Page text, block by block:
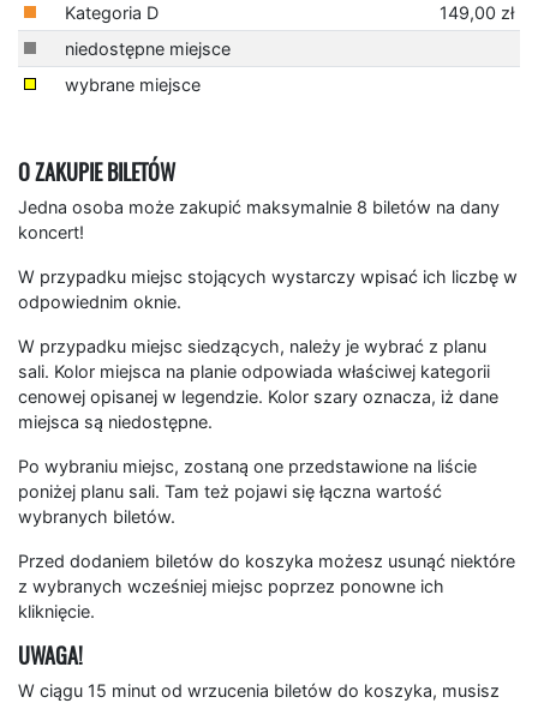
Kategoria D
149,00 zł
niedostępne miejsce
wybrane miejsce
O ZAKUPIE BILETÓW
Jedna osoba może zakupić maksymalnie 8 biletów na dany
koncert!
W przypadku miejsc stojących wystarczy wpisać ich liczbę w
odpowiednim oknie.
W przypadku miejsc siedzących, należy je wybrać z planu
sali. Kolor miejsca na planie odpowiada właściwej kategorii
cenowej opisanej w legendzie. Kolor szary oznacza, iż dane
miejsca są niedostępne.
Po wybraniu miejsc, zostaną one przedstawione na liście
poniżej planu sali. Tam też pojawi się łączna wartość
wybranych biletów.
Przed dodaniem biletów do koszyka możesz usunąć niektóre
z wybranych wcześniej miejsc poprzez ponowne ich
kliknięcie.
UWAGA!
W ciągu 15 minut od wrzucenia biletów do koszyka, musisz